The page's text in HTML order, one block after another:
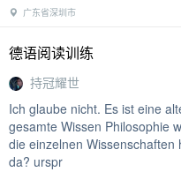
广东省深圳市
德语阅读训练
持冠耀世
Ich glaube nicht. Es ist eine
gesamte Wissen Philosophie
die einzelnen Wissenschaften
da? urspr